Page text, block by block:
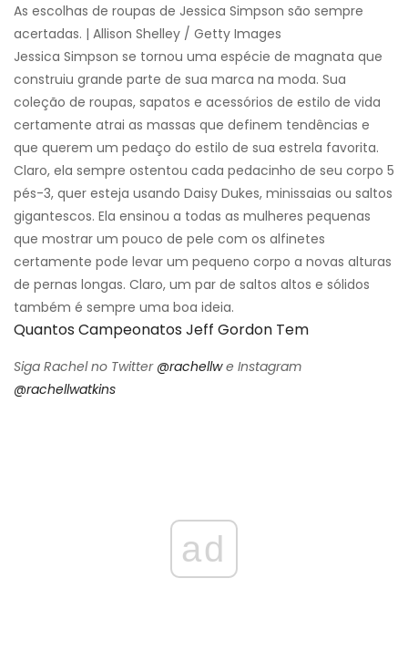
As escolhas de roupas de Jessica Simpson são sempre
acertadas. | Allison Shelley / Getty Images
Jessica Simpson se tornou uma espécie de magnata que
construiu grande parte de sua marca na moda. Sua
coleção de roupas, sapatos e acessórios de estilo de vida
certamente atrai as massas que definem tendências e
que querem um pedaço do estilo de sua estrela favorita.
Claro, ela sempre ostentou cada pedacinho de seu corpo 5
pés-3, quer esteja usando Daisy Dukes, minissaias ou saltos
gigantescos. Ela ensinou a todas as mulheres pequenas
que mostrar um pouco de pele com os alfinetes
certamente pode levar um pequeno corpo a novas alturas
de pernas longas. Claro, um par de saltos altos e sólidos
também é sempre uma boa ideia.
Quantos Campeonatos Jeff Gordon Tem
Siga Rachel no Twitter @rachellwe Instagram
@rachellwatkins
ad